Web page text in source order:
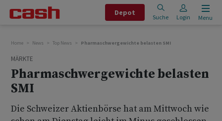
Depot
Suche Login Menu
Home News Top News Pharmaschwergewichte belasten SMI
MÄRKTE
Pharmaschwergewichte belasten
SMI
Die Schweizer Aktienbörse hat am Mittwoch wie